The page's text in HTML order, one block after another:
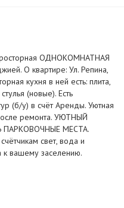
ОДНОКОМНАТНАЯ
О квартире: Ул. Репина,
кухня в ней есть: плита,
(новые). Есть
(б/у) в счёт Аренды. Уютная
ремонта. УЮТНЫЙ
ПАРКОВОЧНЫЕ МЕСТА.
свет, вода и
к вашему заселению.